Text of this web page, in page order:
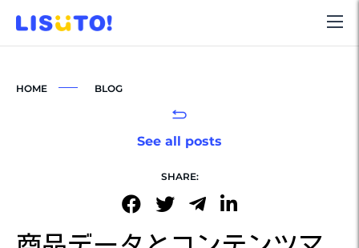
HOME BLOG
See all posts
SHARE: